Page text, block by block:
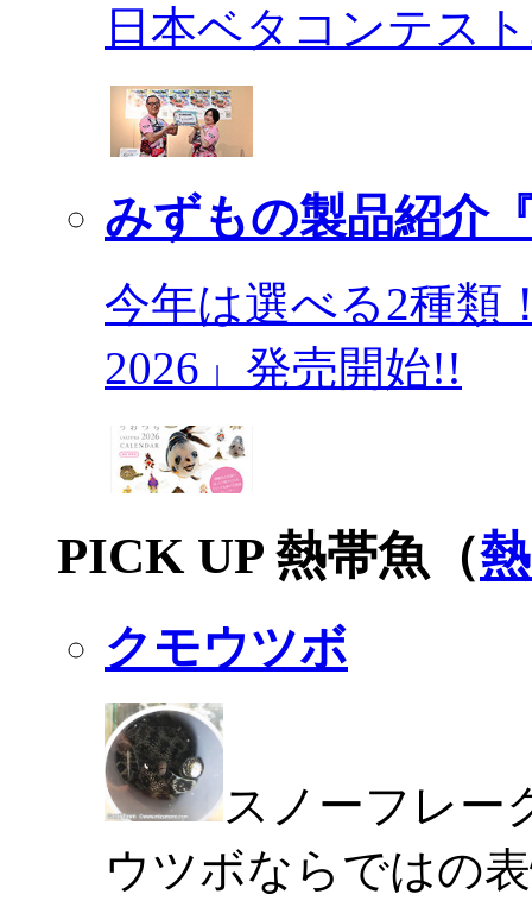
日本ベタコンテス
みずもの製品紹介
今年は選べる2種類
2026」発売開始!!
PICK UP 熱帯魚（
クモウツボ
スノーフレー
ウツボならではの